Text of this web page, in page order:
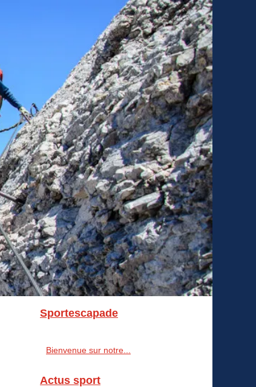
Sportescapade
Bienvenue sur notre...
Actus sport